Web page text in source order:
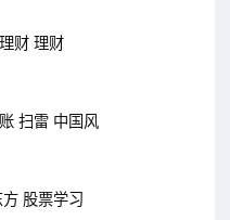
理财 理财
扫雷 中国风
方 股票学习